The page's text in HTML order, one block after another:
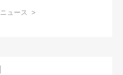
ニュース
>